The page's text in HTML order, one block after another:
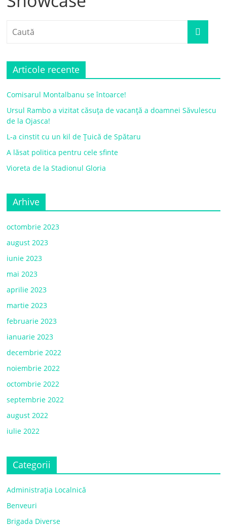
Articole recente
Comisarul Montalbanu se întoarce!
Ursul Rambo a vizitat căsuța de vacanță a doamnei Săvulescu
de la Ojasca!
L-a cinstit cu un kil de Țuică de Spătaru
A lăsat politica pentru cele sfinte
Vioreta de la Stadionul Gloria
Arhive
octombrie 2023
august 2023
iunie 2023
mai 2023
aprilie 2023
martie 2023
februarie 2023
ianuarie 2023
decembrie 2022
noiembrie 2022
octombrie 2022
septembrie 2022
august 2022
iulie 2022
Categorii
Administrația Localnică
Benveuri
Brigada Diverse